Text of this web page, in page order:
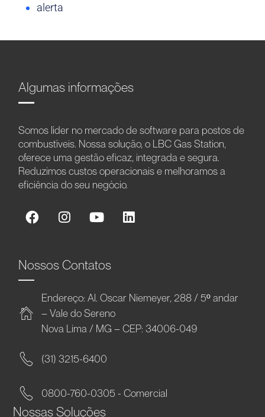
alerta
Algumas informações
Somos líder no mercado de software para postos de
combustíveis. Nossa solução, o LBC Gas Station,
oferece uma gestão eficaz, integrada e segura.
Reduzimos custos operacionais e melhoramos a
eficiência do seu negócio.
Nossos Contatos
Endereço: Al. Oscar Niemeyer, 288 / 5º andar
– Vale do Sereno
Nova Lima / MG – CEP: 34006-049
(31) 3215-6400
0800-760-0305 - Comercial
Nossas Soluções